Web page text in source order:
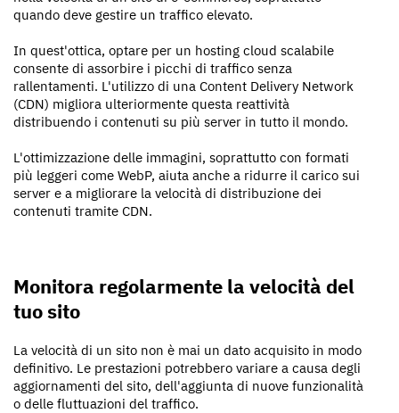
quando deve gestire un traffico elevato.
In quest'ottica, optare per un hosting cloud scalabile
consente di assorbire i picchi di traffico senza
rallentamenti. L'utilizzo di una Content Delivery Network
(CDN) migliora ulteriormente questa reattività
distribuendo i contenuti su più server in tutto il mondo.
L'ottimizzazione delle immagini, soprattutto con formati
più leggeri come WebP, aiuta anche a ridurre il carico sui
server e a migliorare la velocità di distribuzione dei
contenuti tramite CDN.
Monitora regolarmente la velocità del
tuo sito
La velocità di un sito non è mai un dato acquisito in modo
definitivo. Le prestazioni potrebbero variare a causa degli
aggiornamenti del sito, dell'aggiunta di nuove funzionalità
o delle fluttuazioni del traffico.